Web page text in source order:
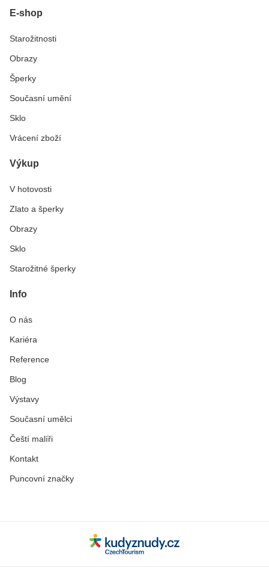
E-shop
Starožitnosti
Obrazy
Šperky
Současní umění
Sklo
Vrácení zboží
Výkup
V hotovosti
Zlato a šperky
Obrazy
Sklo
Starožitné šperky
Info
O nás
Kariéra
Reference
Blog
Výstavy
Současní umělci
Čeští malíři
Kontakt
Puncovní značky